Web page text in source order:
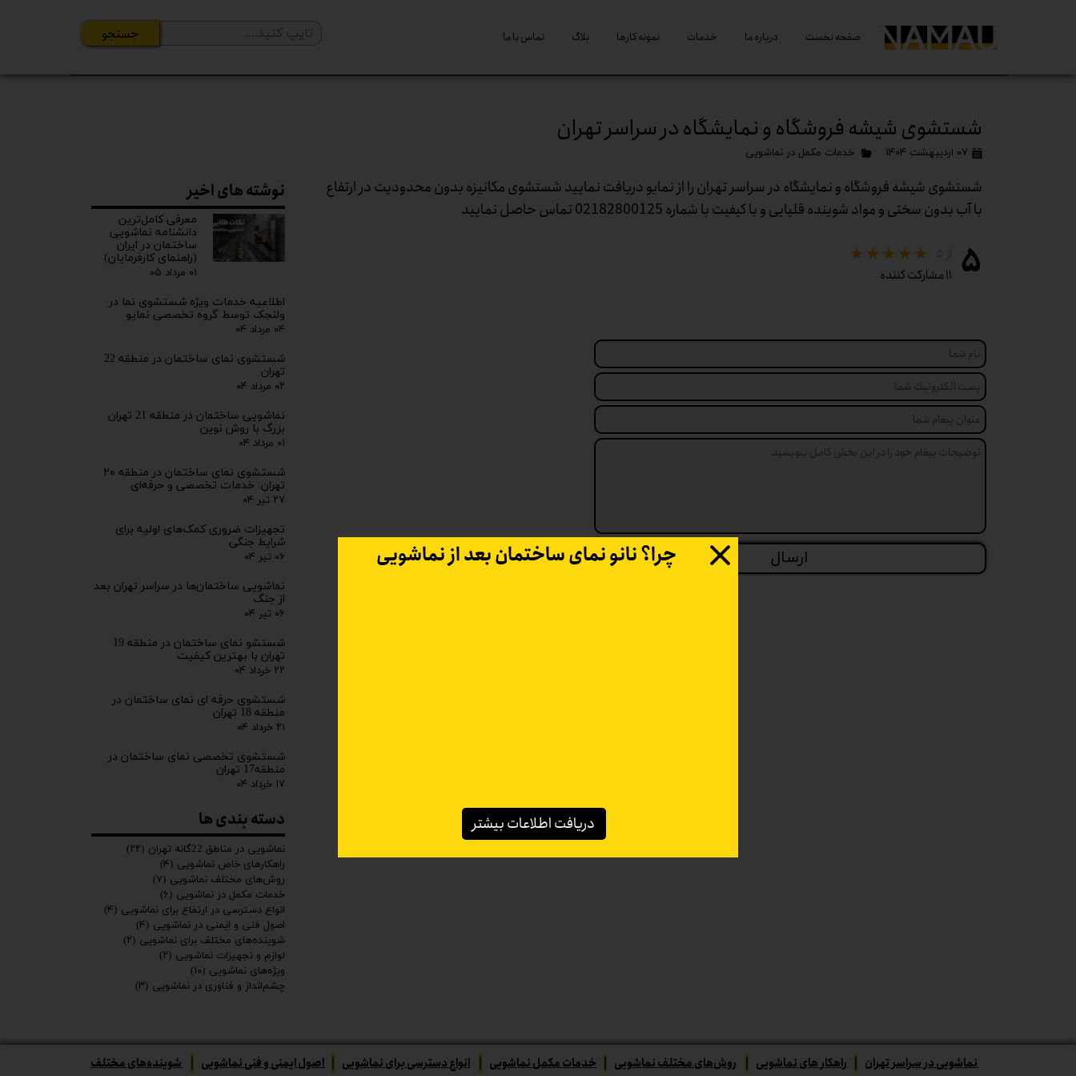
صفحه نخست درباره ما خدمات نمونه کارها بلاگ تماس با ما جستجو
شستشوی شیشه فروشگاه و نمایشگاه در سراسر تهران
۰۷ اردیبهشت ۱۴۰۴ خدمات مکمل در نماشویی
شستشوی شیشه فروشگاه و نمایشگاه در سراسر تهران را از نمایو دریافت نمایید شستشوی مکانیزه بدون محدودیت در ارتفاع
با آب بدون سختی و مواد شوینده قلیایی و با کیفیت با شماره 02182800125 تماس حاصل نمایید
۵ ۱۱ مشارکت کننده
ارسال
نوشته های اخیر
معرفی کامل‌ترین
دانشنامه نماشویی
ساختمان در ایران
(راهنمای کارفرمایان)
۰۱ مرداد ۰۵
اطلاعیه خدمات ویژه شستشوی نما در
ولنجک توسط گروه تخصصی نمایو
۰۴ مرداد ۰۴
شستشوی نمای ساختمان در منطقه 22
تهران
۰۲ مرداد ۰۴
نماشویی ساختمان در منطقه 21 تهران
بزرگ با روش نوین
۰۱ مرداد ۰۴
شستشوی نمای ساختمان در منطقه ۲۰
تهران: خدمات تخصصی و حرفه‌ای
۲۷ تیر ۰۴
تجهیزات ضروری کمک‌های اولیه برای
شرایط جنگی
۰۶ تیر ۰۴
نماشویی ساختمان‌ها در سراسر تهران بعد
از جنگ
۰۶ تیر ۰۴
شستشو نمای ساختمان در منطقه 19
تهران با بهترین کیفیت
۲۲ خرداد ۰۴
شستشوی حرفه ای نمای ساختمان در
منطقه 18 تهران
۲۱ خرداد ۰۴
شستشوی تخصصی نمای ساختمان در
منطقه17 تهران
۱۷ خرداد ۰۴
دسته بندی ها
نماشویی در مناطق 22گانه تهران
(۲۲)
راهکارهای خاص نماشویی (۴)
روش‌های مختلف نماشویی (۷)
خدمات مکمل در نماشویی (۶)
انواع دسترسی در ارتفاع برای نماشویی (۴)
اصول فنی و ایمنی در نماشویی (۴)
شوینده‌های مختلف برای نماشویی (۲)
لوازم و تجهیزات نماشویی (۲)
ویژه‌های نماشویی (۱۰)
چشم‌انداز و فناوری در نماشویی (۳)
نماشویی در سراسر تهران راهکار های نماشویی روش‌های مختلف نماشویی خدمات مکمل نماشویی انواع دسترسی برای نماشویی اصول ایمنی و فنی نماشویی شوینده‌های مختلف
دریافت اطلاعات بیشتر
چرا؟ نانو نمای ساختمان بعد از نماشویی